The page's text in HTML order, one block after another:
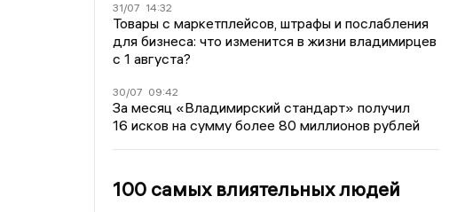
31/07 14:32
Товары с маркетплейсов, штрафы и послабления
для бизнеса: что изменится в жизни владимирцев
с 1 августа?
30/07 09:42
За месяц «Владимирский стандарт» получил
16 исков на сумму более 80 миллионов рублей
100 самых влиятельных людей